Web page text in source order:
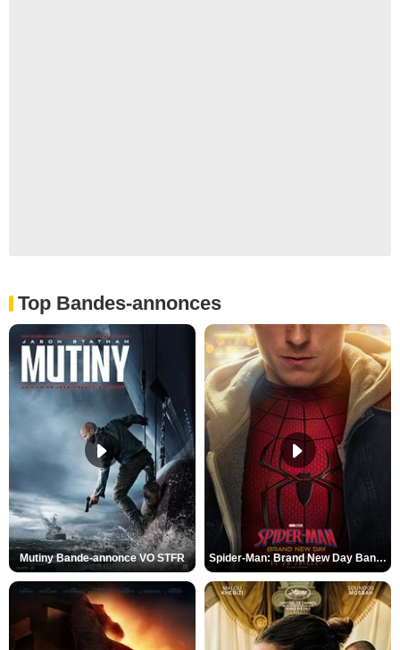
Top Bandes-annonces
Mutiny Bande-annonce VO STFR Spider-Man: Brand New Day Bande-annonce VO STFR